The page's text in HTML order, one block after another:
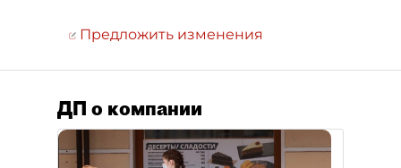
Предложить изменения
ДП о компании